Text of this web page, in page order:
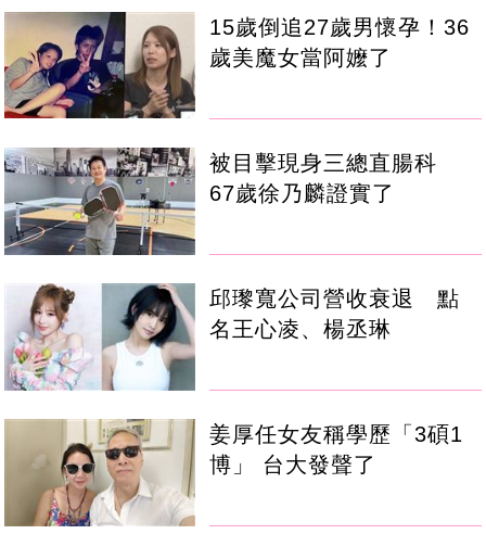
15歲倒追27歲男懷孕！36
歲美魔女當阿嬤了
被目擊現身三總直腸科
67歲徐乃麟證實了
邱瓈寬公司營收衰退 點
名王心凌、楊丞琳
姜厚任女友稱學歷「3碩1
博」 台大發聲了